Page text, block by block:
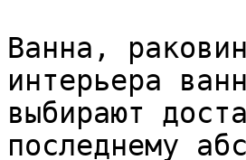
Ванна,
интерьера
выбирают
последнему